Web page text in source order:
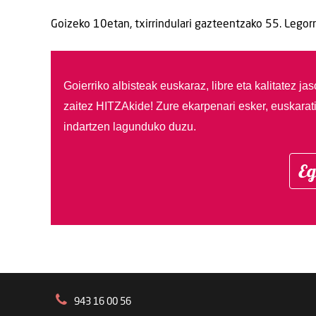
Goizeko 10etan, txirrindulari gazteentzako 55.
Goierriko albisteak euskaraz, libre eta kalitatez
zaitez HITZAkide! Zure ekarpenari esker,
indartzen lagunduko duzu.
943 16 00 56